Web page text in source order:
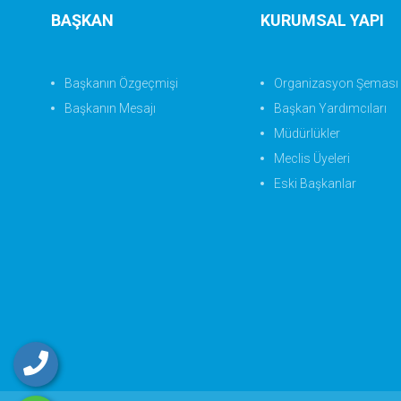
BAŞKAN
Başkanın Özgeçmişi
Başkanın Mesajı
KURUMSAL YAPI
Organizasyon Şeması
Başkan Yardımcıları
Müdürlükler
Meclis Üyeleri
Eski Başkanlar